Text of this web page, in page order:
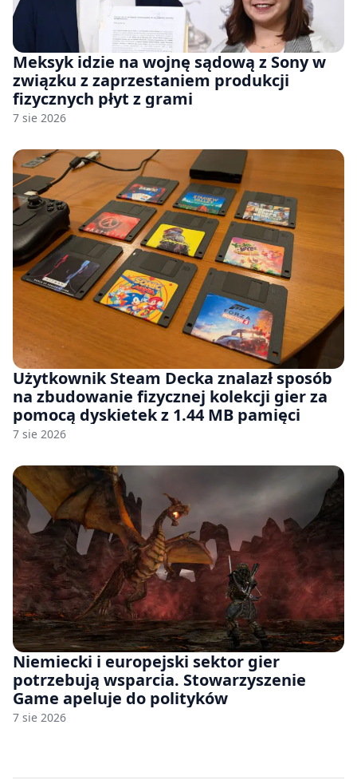
Meksyk idzie na wojnę sądową z Sony w
związku z zaprzestaniem produkcji
fizycznych płyt z grami
7 sie 2026
Użytkownik Steam Decka znalazł sposób
na zbudowanie fizycznej kolekcji gier za
pomocą dyskietek z 1.44 MB pamięci
7 sie 2026
Niemiecki i europejski sektor gier
potrzebują wsparcia. Stowarzyszenie
Game apeluje do polityków
7 sie 2026